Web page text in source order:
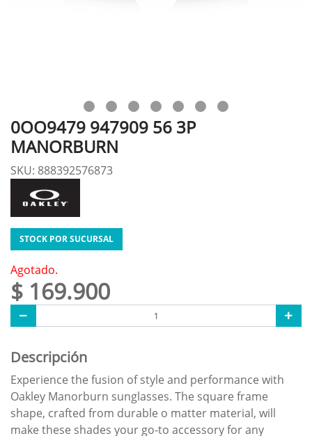
0OO9479 947909 56 3P
MANORBURN
SKU: 888392576873
STOCK POR SUCURSAL
Agotado.
$ 169.900
Descripción
Experience the fusion of style and performance with
Oakley Manorburn sunglasses. The square frame
shape, crafted from durable o matter material, will
make these shades your go-to accessory for any